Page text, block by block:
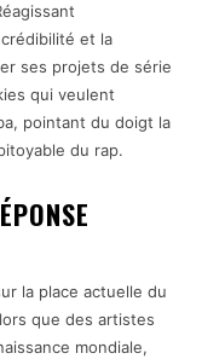
et la
ses projets de série
qui veulent
pointant du doigt la
du rap.
la place actuelle du
que des artistes
mondiale,